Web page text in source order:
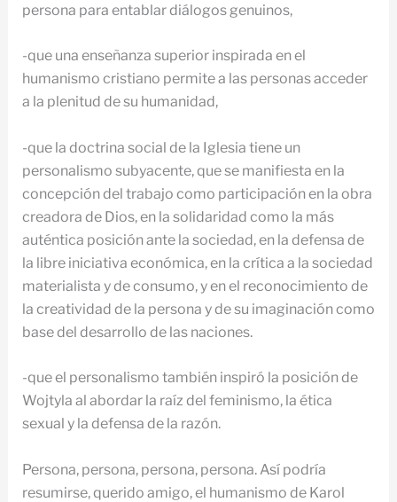
persona para entablar diálogos genuinos,
-que una enseñanza superior inspirada en el
humanismo cristiano permite a las personas acceder
a la plenitud de su humanidad,
-que la doctrina social de la Iglesia tiene un
personalismo subyacente, que se manifiesta en la
concepción del trabajo como participación en la obra
creadora de Dios, en la solidaridad como la más
auténtica posición ante la sociedad, en la defensa de
la libre iniciativa económica, en la crítica a la sociedad
materialista y de consumo, y en el reconocimiento de
la creatividad de la persona y de su imaginación como
base del desarrollo de las naciones.
-que el personalismo también inspiró la posición de
Wojtyla al abordar la raíz del feminismo, la ética
sexual y la defensa de la razón.
Persona, persona, persona, persona. Así podría
resumirse, querido amigo, el humanismo de Karol